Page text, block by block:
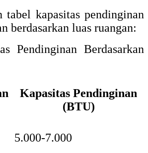
tabel kapasitas pendinginan
berdasarkan luas ruangan:
Pendinginan Berdasarkan
Kapasitas Pendinginan
(BTU)
5.000-7.000